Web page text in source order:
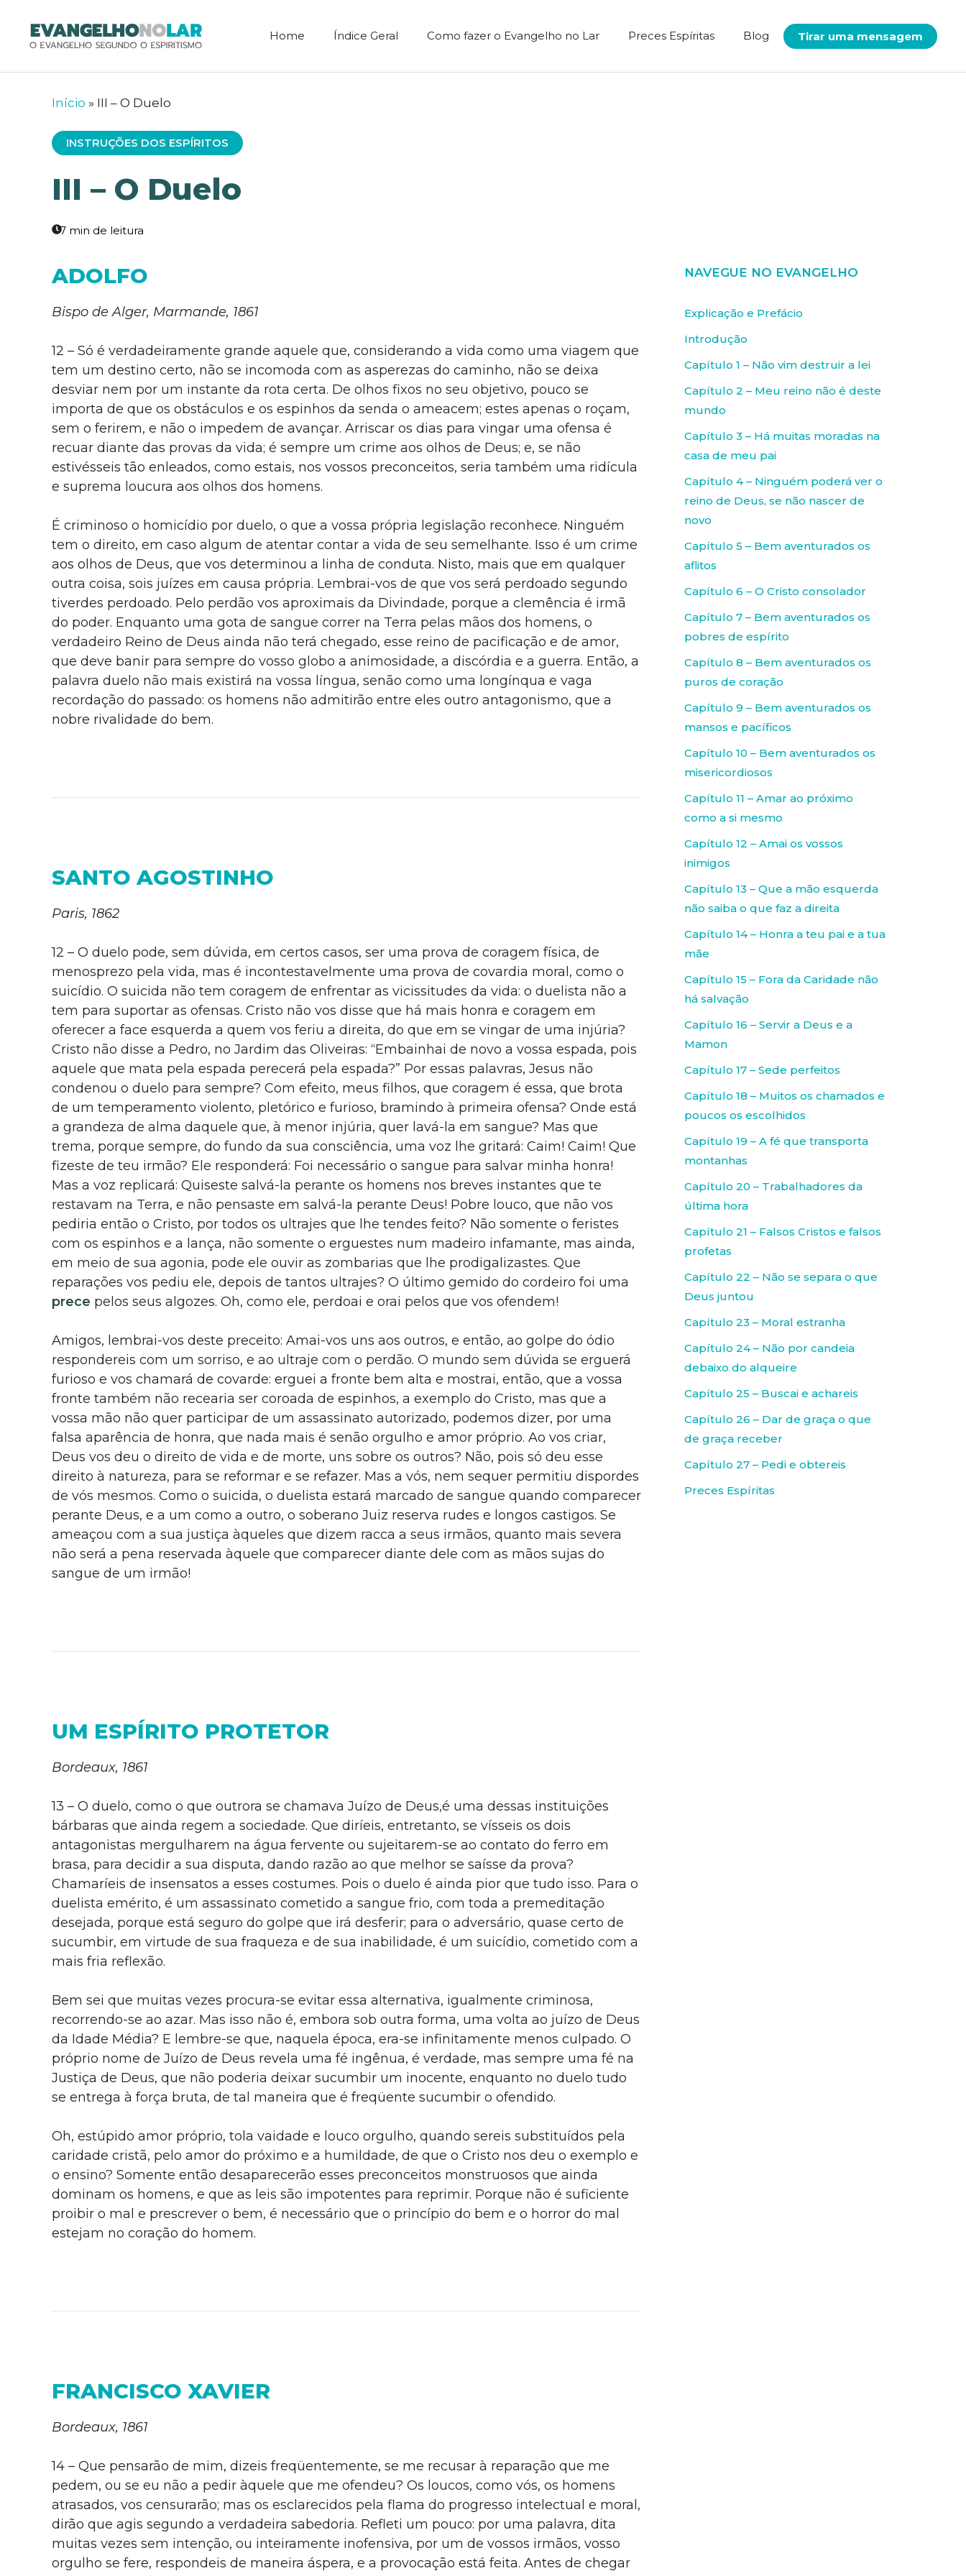
Home Índice Geral Como fazer o Evangelho no Lar Preces Espíritas Blog Tirar uma mensagem
Início » III – O Duelo
INSTRUÇÕES DOS ESPÍRITOS
III – O Duelo
ADOLFO
Bispo de Alger, Marmande, 1861
12 – Só é verdadeiramente grande aquele que, considerando a vida como uma viagem que
tem um destino certo, não se incomoda com as asperezas do caminho, não se deixa
desviar nem por um instante da rota certa. De olhos fixos no seu objetivo, pouco se
importa de que os obstáculos e os espinhos da senda o ameacem; estes apenas o roçam,
sem o ferirem, e não o impedem de avançar. Arriscar os dias para vingar uma ofensa é
recuar diante das provas da vida; é sempre um crime aos olhos de Deus; e, se não
estivésseis tão enleados, como estais, nos vossos preconceitos, seria também uma ridícula
e suprema loucura aos olhos dos homens.
É criminoso o homicídio por duelo, o que a vossa própria legislação reconhece. Ninguém
tem o direito, em caso algum de atentar contar a vida de seu semelhante. Isso é um crime
aos olhos de Deus, que vos determinou a linha de conduta. Nisto, mais que em qualquer
outra coisa, sois juízes em causa própria. Lembrai-vos de que vos será perdoado segundo
tiverdes perdoado. Pelo perdão vos aproximais da Divindade, porque a clemência é irmã
do poder. Enquanto uma gota de sangue correr na Terra pelas mãos dos homens, o
verdadeiro Reino de Deus ainda não terá chegado, esse reino de pacificação e de amor,
que deve banir para sempre do vosso globo a animosidade, a discórdia e a guerra. Então, a
palavra duelo não mais existirá na vossa língua, senão como uma longínqua e vaga
recordação do passado: os homens não admitirão entre eles outro antagonismo, que a
nobre rivalidade do bem.
SANTO AGOSTINHO
Paris, 1862
12 – O duelo pode, sem dúvida, em certos casos, ser uma prova de coragem física, de
menosprezo pela vida, mas é incontestavelmente uma prova de covardia moral, como o
suicídio. O suicida não tem coragem de enfrentar as vicissitudes da vida: o duelista não a
tem para suportar as ofensas. Cristo não vos disse que há mais honra e coragem em
oferecer a face esquerda a quem vos feriu a direita, do que em se vingar de uma injúria?
Cristo não disse a Pedro, no Jardim das Oliveiras: “Embainhai de novo a vossa espada, pois
aquele que mata pela espada perecerá pela espada?” Por essas palavras, Jesus não
condenou o duelo para sempre? Com efeito, meus filhos, que coragem é essa, que brota
de um temperamento violento, pletórico e furioso, bramindo à primeira ofensa? Onde está
a grandeza de alma daquele que, à menor injúria, quer lavá-la em sangue? Mas que
trema, porque sempre, do fundo da sua consciência, uma voz lhe gritará: Caim! Caim! Que
fizeste de teu irmão? Ele responderá: Foi necessário o sangue para salvar minha honra!
Mas a voz replicará: Quiseste salvá-la perante os homens nos breves instantes que te
restavam na Terra, e não pensaste em salvá-la perante Deus! Pobre louco, que não vos
pediria então o Cristo, por todos os ultrajes que lhe tendes feito? Não somente o feristes
com os espinhos e a lança, não somente o erguestes num madeiro infamante, mas ainda,
em meio de sua agonia, pode ele ouvir as zombarias que lhe prodigalizastes. Que
reparações vos pediu ele, depois de tantos ultrajes? O último gemido do cordeiro foi uma
prece pelos seus algozes. Oh, como ele, perdoai e orai pelos que vos ofendem!
Amigos, lembrai-vos deste preceito: Amai-vos uns aos outros, e então, ao golpe do ódio
respondereis com um sorriso, e ao ultraje com o perdão. O mundo sem dúvida se erguerá
furioso e vos chamará de covarde: erguei a fronte bem alta e mostrai, então, que a vossa
fronte também não recearia ser coroada de espinhos, a exemplo do Cristo, mas que a
vossa mão não quer participar de um assassinato autorizado, podemos dizer, por uma
falsa aparência de honra, que nada mais é senão orgulho e amor próprio. Ao vos criar,
Deus vos deu o direito de vida e de morte, uns sobre os outros? Não, pois só deu esse
direito à natureza, para se reformar e se refazer. Mas a vós, nem sequer permitiu dispordes
de vós mesmos. Como o suicida, o duelista estará marcado de sangue quando comparecer
perante Deus, e a um como a outro, o soberano Juiz reserva rudes e longos castigos. Se
ameaçou com a sua justiça àqueles que dizem racca a seus irmãos, quanto mais severa
não será a pena reservada àquele que comparecer diante dele com as mãos sujas do
sangue de um irmão!
UM ESPÍRITO PROTETOR
Bordeaux, 1861
13 – O duelo, como o que outrora se chamava Juízo de Deus,é uma dessas instituições
bárbaras que ainda regem a sociedade. Que diríeis, entretanto, se vísseis os dois
antagonistas mergulharem na água fervente ou sujeitarem-se ao contato do ferro em
brasa, para decidir a sua disputa, dando razão ao que melhor se saísse da prova?
Chamaríeis de insensatos a esses costumes. Pois o duelo é ainda pior que tudo isso. Para o
duelista emérito, é um assassinato cometido a sangue frio, com toda a premeditação
desejada, porque está seguro do golpe que irá desferir; para o adversário, quase certo de
sucumbir, em virtude de sua fraqueza e de sua inabilidade, é um suicídio, cometido com a
mais fria reflexão.
Bem sei que muitas vezes procura-se evitar essa alternativa, igualmente criminosa,
recorrendo-se ao azar. Mas isso não é, embora sob outra forma, uma volta ao juízo de Deus
da Idade Média? E lembre-se que, naquela época, era-se infinitamente menos culpado. O
próprio nome de Juízo de Deus revela uma fé ingênua, é verdade, mas sempre uma fé na
Justiça de Deus, que não poderia deixar sucumbir um inocente, enquanto no duelo tudo
se entrega à força bruta, de tal maneira que é freqüente sucumbir o ofendido.
Oh, estúpido amor próprio, tola vaidade e louco orgulho, quando sereis substituídos pela
caridade cristã, pelo amor do próximo e a humildade, de que o Cristo nos deu o exemplo e
o ensino? Somente então desaparecerão esses preconceitos monstruosos que ainda
dominam os homens, e que as leis são impotentes para reprimir. Porque não é suficiente
proibir o mal e prescrever o bem, é necessário que o princípio do bem e o horror do mal
estejam no coração do homem.
FRANCISCO XAVIER
Bordeaux, 1861
14 – Que pensarão de mim, dizeis freqüentemente, se me recusar à reparação que me
pedem, ou se eu não a pedir àquele que me ofendeu? Os loucos, como vós, os homens
atrasados, vos censurarão; mas os esclarecidos pela flama do progresso intelectual e moral,
dirão que agis segundo a verdadeira sabedoria. Refleti um pouco: por uma palavra, dita
muitas vezes sem intenção, ou inteiramente inofensiva, por um de vossos irmãos, vosso
orgulho se fere, respondeis de maneira áspera, e a provocação está feita. Antes de chegar
NAVEGUE NO EVANGELHO
Explicação e Prefácio
Introdução
Capítulo 1 – Não vim destruir a lei
Capítulo 2 – Meu reino não é deste
mundo
Capítulo 3 – Há muitas moradas na
casa de meu pai
Capítulo 4 – Ninguém poderá ver o
reino de Deus, se não nascer de
novo
Capítulo 5 – Bem aventurados os
aflitos
Capítulo 6 – O Cristo consolador
Capítulo 7 – Bem aventurados os
pobres de espírito
Capítulo 8 – Bem aventurados os
puros de coração
Capítulo 9 – Bem aventurados os
mansos e pacíficos
Capítulo 10 – Bem aventurados os
misericordiosos
Capítulo 11 – Amar ao próximo
como a si mesmo
Capítulo 12 – Amai os vossos
inimigos
Capítulo 13 – Que a mão esquerda
não saiba o que faz a direita
Capítulo 14 – Honra a teu pai e a tua
mãe
Capítulo 15 – Fora da Caridade não
há salvação
Capítulo 16 – Servir a Deus e a
Mamon
Capítulo 17 – Sede perfeitos
Capítulo 18 – Muitos os chamados e
poucos os escolhidos
Capítulo 19 – A fé que transporta
montanhas
Capítulo 20 – Trabalhadores da
última hora
Capítulo 21 – Falsos Cristos e falsos
profetas
Capítulo 22 – Não se separa o que
Deus juntou
Capítulo 23 – Moral estranha
Capítulo 24 – Não por candeia
debaixo do alqueire
Capítulo 25 – Buscai e achareis
Capítulo 26 – Dar de graça o que
de graça receber
Capítulo 27 – Pedi e obtereis
Preces Espíritas